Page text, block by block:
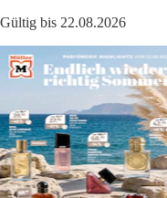
Gültig bis 22.08.2026